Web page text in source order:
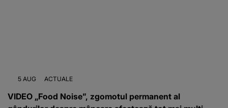
5 AUG ACTUALE
VIDEO „Food Noise”, zgomotul permanent al